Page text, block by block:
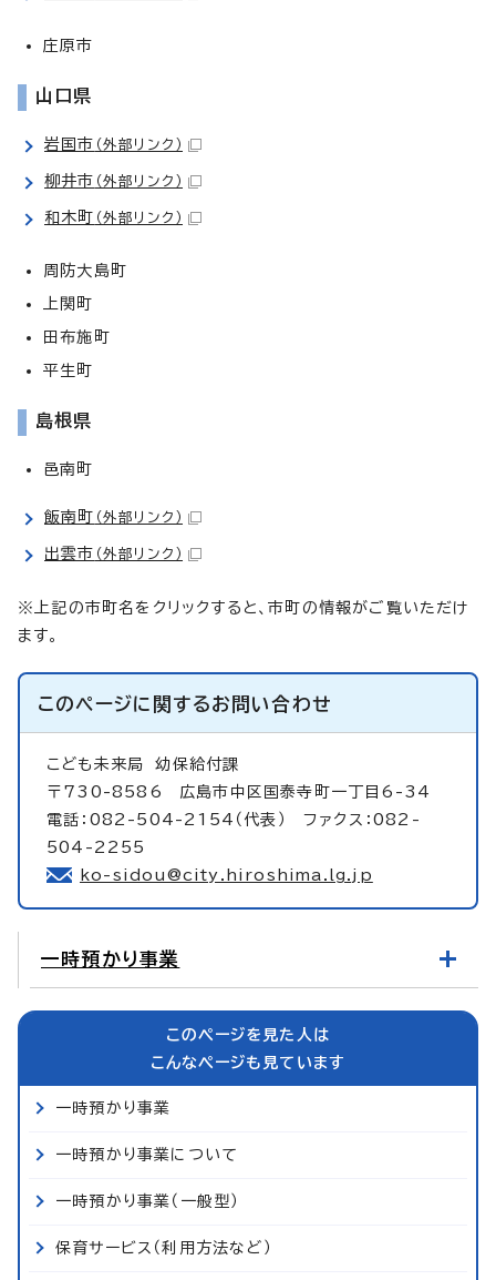
庄原市
山口県
岩国市 （外部リンク）
柳井市 （外部リンク）
和木町 （外部リンク）
周防大島町
上関町
田布施町
平生町
島根県
邑南町
飯南町 （外部リンク）
出雲市 （外部リンク）
※上記の市町名をクリックすると、市町の情報がご覧いただけ
ます。
このページに関するお問い合わせ
こども未来局幼保給付課
〒730-8586 広島市中区国泰寺町一丁目6-34
電話：082-504-2154（代表） ファクス：082-
504-2255
ko-sidou@city.hiroshima.lg.jp
一時預かり事業
このページを見た人は
こんなページも見ています
一時預かり事業
一時預かり事業について
一時預かり事業（一般型）
保育サービス（利用方法など）